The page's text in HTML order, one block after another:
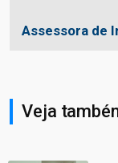
Assessora de
Veja